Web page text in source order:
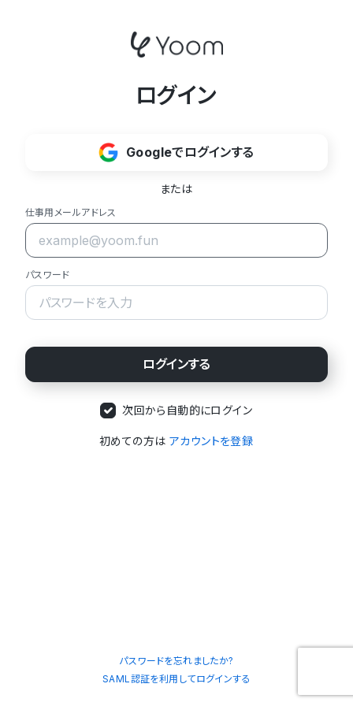
ログイン
Googleでログインする
または
仕事用メールアドレス
パスワード
次回から自動的にログイン
初めての方は アカウントを登録
パスワードを忘れましたか?
SAML認証を利用してログインする